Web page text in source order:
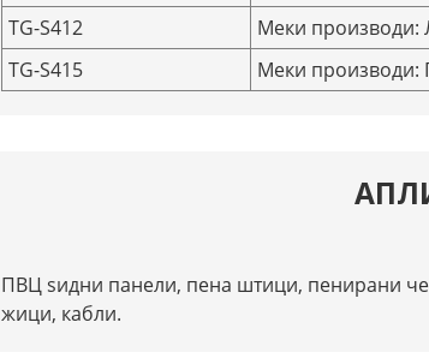
TG-S412
Меки производи:
TG-S415
Меки производи:
ПВЦ ѕидни панели, пена штици, пенирани
жици, кабли.